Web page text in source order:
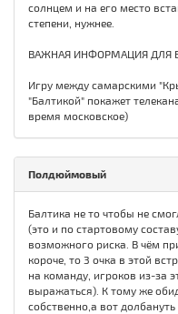
солнцем и на его место
степени, нужнее.
ВАЖНАЯ ИНФОРМАЦИЯ ДЛЯ
Игру между самарскими
"Балтикой" покажет
время московское)
Полдюймовый
Балтика не то чтобы не
(это и по стартовому
возможного риска. В чём
короче, то 3 очка в этой
на команду, игроков из-за
выражаться). К тому же
собственно,а вот